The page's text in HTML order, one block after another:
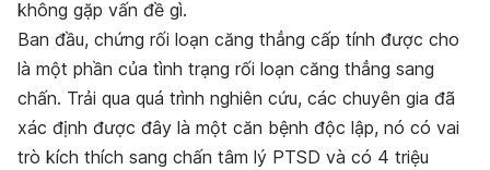
không gặp vấn đề gì.
Ban đầu, chứng rối loạn căng thẳng cấp tính được cho
là một phần của tình trạng rối loạn căng thẳng sang
chấn. Trải qua quá trình nghiên cứu, các chuyên gia đã
xác định được đây là một căn bệnh độc lập, nó có vai
trò kích thích sang chấn tâm lý PTSD và có 4 triệu